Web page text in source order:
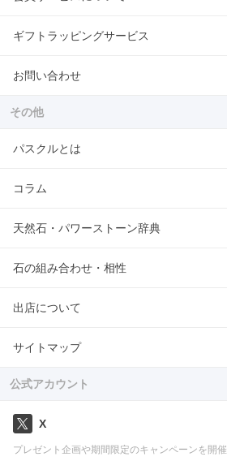
ギフトラッピングサービス
お問い合わせ
その他
パスクルとは
コラム
天然石・パワーストーン辞典
石の組み合わせ・相性
出店について
サイトマップ
公式アカウント
X
プレゼント企画や期間限定のキャンペーンを開催